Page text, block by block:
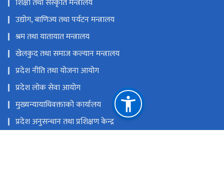
उद्योग, बाणिज्य तथा पर्यटन मन्त्रालय
श्रम तथा यातायात मन्त्रालय
खेलकुद तथा समाज कल्यान मन्त्रालय
प्रदेश नीति तथा योजना आयोग
प्रदेश लोक सेवा आयोग
मुख्यन्यायाधिवक्ताको कार्यालय
प्रदेश अनुसन्धान तथा प्रशिक्षण केन्द्र